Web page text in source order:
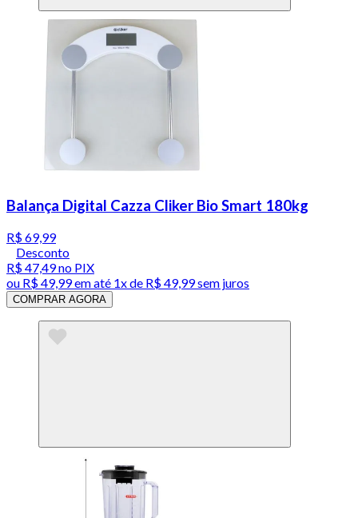
Balança Digital Cazza Cliker Bio Smart 180kg
R$ 69,99
Desconto
R$ 47,49no PIX
ou R$ 49,99em até 1x de R$ 49,99sem juros
COMPRAR AGORA